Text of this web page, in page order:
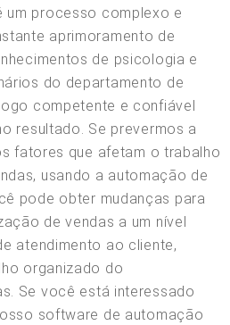
um processo complexo e
aprimoramento de
de psicologia e
do departamento de
competente e confiável
resultado. Se prevermos a
fatores que afetam o trabalho
usando a automação de
pode obter mudanças para
de vendas a um nível
atendimento ao cliente,
organizado do
Se você está interessado
software de automação